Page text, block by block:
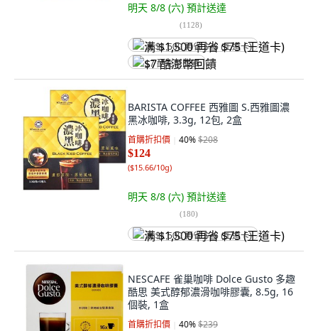
明天 8/8 (六) 預計送達
(1128)
满 $1,500 再省 $75 (王道卡)
$7 酷澎幣回饋
BARISTA COFFEE 西雅圖 S.西雅圖濃
黑冰咖啡, 3.3g, 12包, 2盒
首購折扣價 40%$208
$124
($15.66/10g)
明天 8/8 (六) 預計送達
(180)
满 $1,500 再省 $75 (王道卡)
NESCAFE 雀巢咖啡 Dolce Gusto 多趣
酷思 美式醇郁濃滑咖啡膠囊, 8.5g, 16
個裝, 1盒
首購折扣價 40%$239